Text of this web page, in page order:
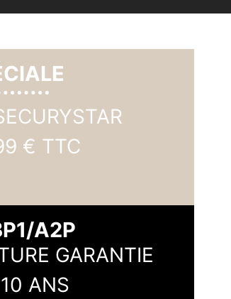
€ TTC
A2P
GARANTIE
ANS